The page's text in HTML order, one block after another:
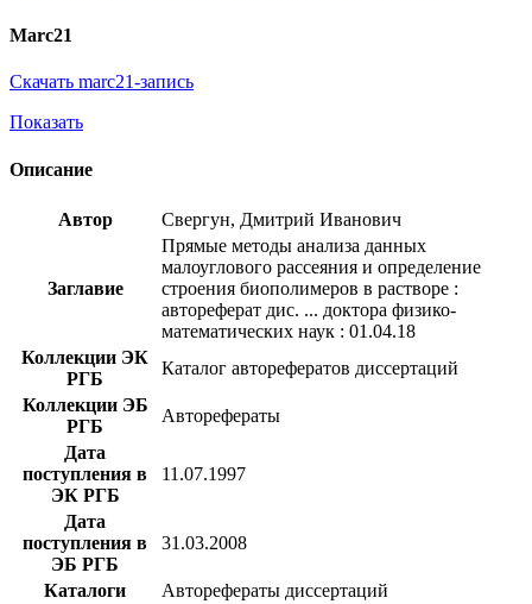
Marc21
Скачать marc21-запись
Показать
Описание
Автор Свергун, Дмитрий Иванович
Заглавие
Прямые методы анализа данных
малоуглового рассеяния и определение
строения биополимеров в растворе :
автореферат дис. ... доктора физико-
математических наук : 01.04.18
Коллекции ЭК
РГБ
Каталог авторефератов диссертаций
Коллекции ЭБ
РГБ
Авторефераты
Дата
поступления в
ЭК РГБ
11.07.1997
Дата
поступления в
ЭБ РГБ
31.03.2008
Каталоги
Авторефераты диссертаций